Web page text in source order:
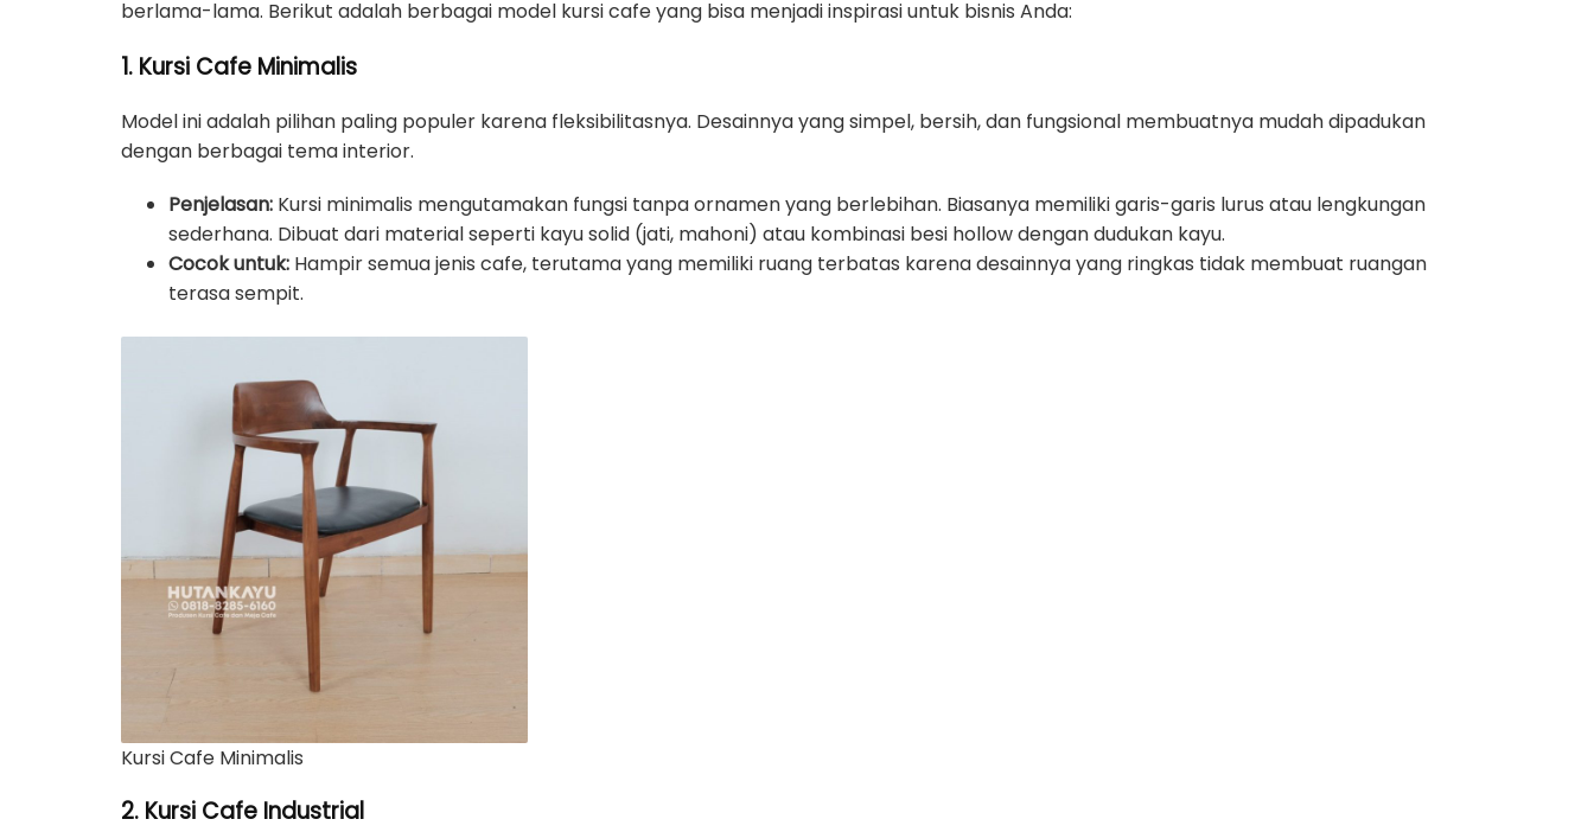
berlama-lama. Berikut adalah berbagai model kursi cafe yang bisa menjadi inspirasi untuk bisnis Anda:
1. Kursi Cafe Minimalis
Model ini adalah pilihan paling populer karena fleksibilitasnya. Desainnya yang simpel, bersih, dan fungsional membuatnya mudah dipadukan
dengan berbagai tema interior.
Penjelasan: Kursi minimalis mengutamakan fungsi tanpa ornamen yang berlebihan. Biasanya memiliki garis-garis lurus atau lengkungan
sederhana. Dibuat dari material seperti kayu solid (jati, mahoni) atau kombinasi besi hollow dengan dudukan kayu.
Cocok untuk: Hampir semua jenis cafe, terutama yang memiliki ruang terbatas karena desainnya yang ringkas tidak membuat ruangan
terasa sempit.
Kursi Cafe Minimalis
2. Kursi Cafe Industrial